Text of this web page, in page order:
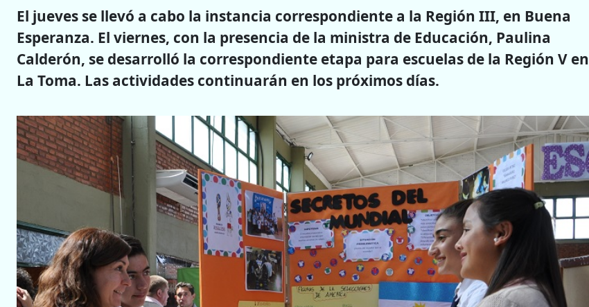
El jueves se llevó a cabo la instancia correspondiente a la Región III, en Buena
Esperanza. El viernes, con la presencia de la ministra de Educación, Paulina
Calderón, se desarrolló la correspondiente etapa para escuelas de la Región V en
La Toma. Las actividades continuarán en los próximos días.